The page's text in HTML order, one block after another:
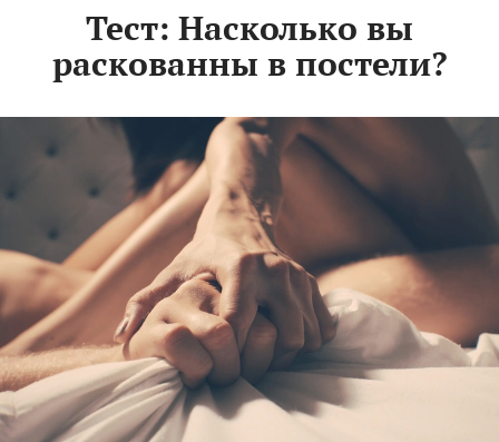
Тест: Насколько вы
раскованны в постели?